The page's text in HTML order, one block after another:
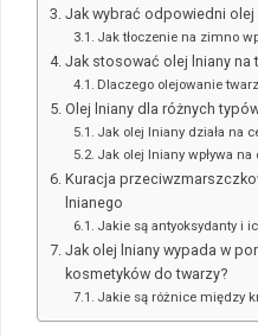
Jak wybrać odpowiedni
Jak tłoczenie na zimno
Jak stosować olej lniany na
Dlaczego olejowanie
Olej lniany dla różnych
Jak olej lniany działa na
Jak olej lniany wpływa na
Kuracja
lnianego
Jakie są antyoksydanty i
Jak olej lniany wypada w
kosmetyków do twarzy?
Jakie są różnice między